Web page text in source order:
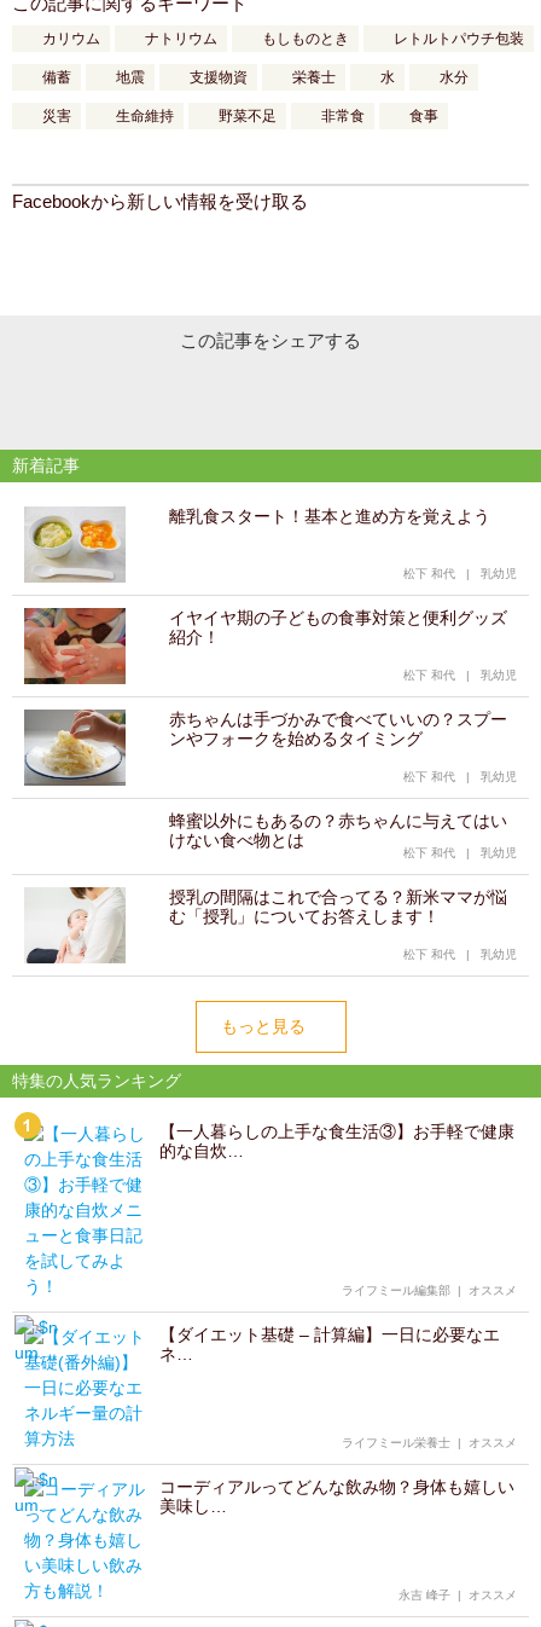
カリウム ナトリウム もしものとき レトルトパウチ包装
備蓄 地震 支援物資 栄養士 水 水分
災害 生命維持 野菜不足 非常食 食事
Facebookから新しい情報を受け取る
この記事をシェアする
新着記事
離乳食スタート！基本と進め方を覚えよう
松下 和代 | 乳幼児
イヤイヤ期の子どもの食事対策と便利グッズ
紹介！
松下 和代 | 乳幼児
赤ちゃんは手づかみで食べていいの？スプー
ンやフォークを始めるタイミング
松下 和代 | 乳幼児
蜂蜜以外にもあるの？赤ちゃんに与えてはい
けない食べ物とは
松下 和代 | 乳幼児
授乳の間隔はこれで合ってる？新米ママが悩
む「授乳」についてお答えします！
松下 和代 | 乳幼児
もっと見る
特集の人気ランキング
【一人暮らしの上手な食生活③】お手軽で健康
的な自炊…
ライフミール編集部 | オススメ
【ダイエット基礎 – 計算編】一日に必要なエ
ネ…
ライフミール栄養士 | オススメ
コーディアルってどんな飲み物？身体も嬉しい
美味し…
永吉 峰子 | オススメ